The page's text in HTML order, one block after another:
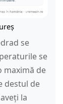
se
se
maximă de
destul de
la